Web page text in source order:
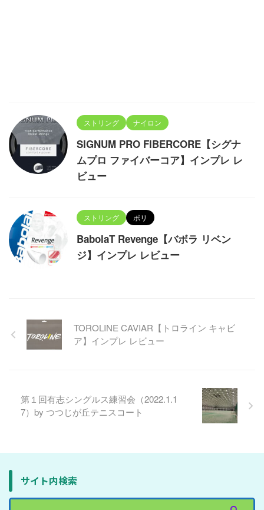
ストリング ナイロン
SIGNUM PRO FIBERCORE【シグナ
ムプロ ファイバーコア】インプレ レ
ビュー
ストリング ポリ
BabolaT Revenge【バボラ リベン
ジ】インプレ レビュー
TOROLINE CAVIAR【トロライン キャビ
ア】インプレ レビュー
第１回有志シングルス練習会（2022.1.1
7）by つつじが丘テニスコート
サイト内検索